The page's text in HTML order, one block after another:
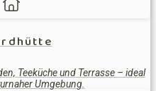
Teeküche und Terrasse – ideal
Umgebung.